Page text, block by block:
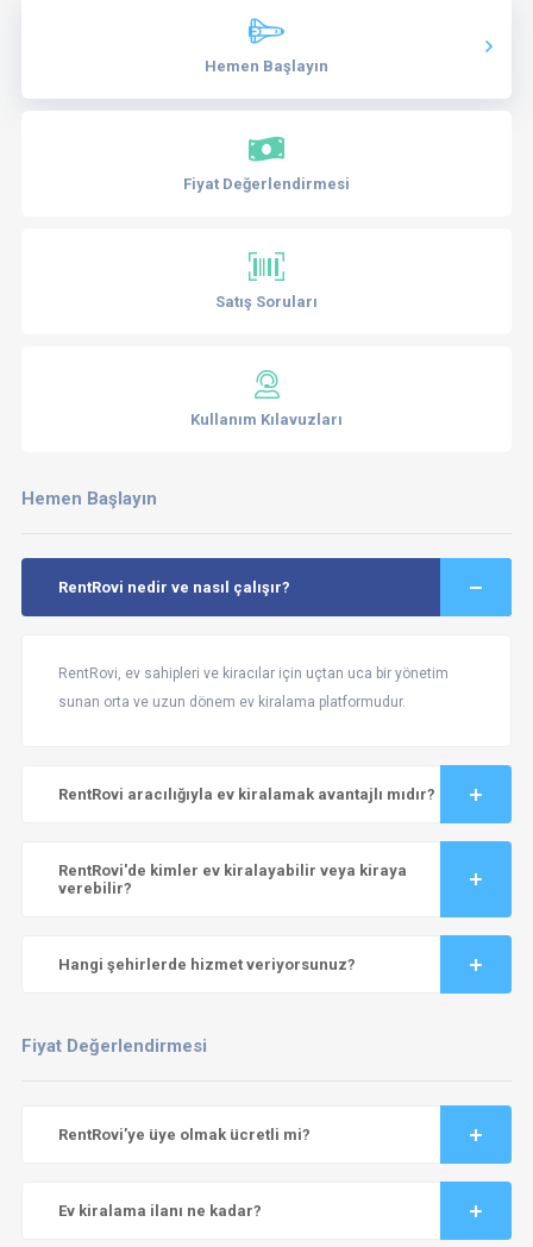
Hemen Başlayın
Fiyat Değerlendirmesi
Satış Soruları
Kullanım Kılavuzları
Hemen Başlayın
RentRovi nedir ve nasıl çalışır?
RentRovi, ev sahipleri ve kiracılar için uçtan uca bir yönetim
sunan orta ve uzun dönem ev kiralama platformudur.
RentRovi aracılığıyla ev kiralamak avantajlı mıdır?
RentRovi'de kimler ev kiralayabilir veya kiraya
verebilir?
Hangi şehirlerde hizmet veriyorsunuz?
Fiyat Değerlendirmesi
RentRovi’ye üye olmak ücretli mi?
Ev kiralama ilanı ne kadar?